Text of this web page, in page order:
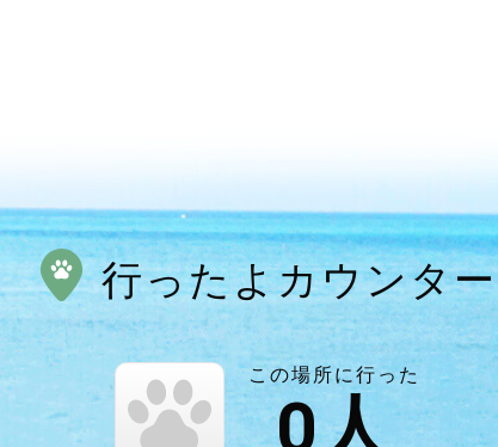
行ったよカウンター
この場所に行った
0人